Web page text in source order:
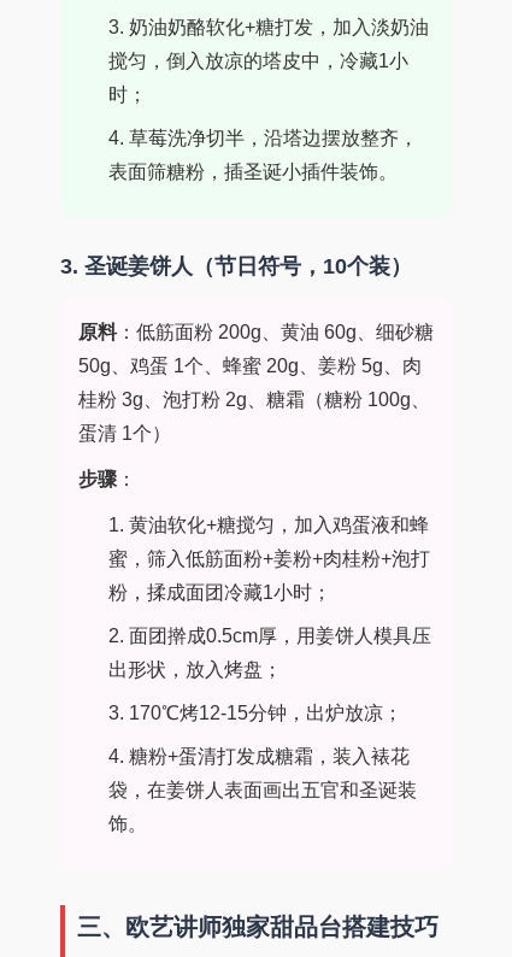
3. 奶油奶酪软化+糖打发，加入淡奶油
搅匀，倒入放凉的塔皮中，冷藏1小
时；
4. 草莓洗净切半，沿塔边摆放整齐，
表面筛糖粉，插圣诞小插件装饰。
3. 圣诞姜饼人（节日符号，10个装）
原料：低筋面粉 200g、黄油 60g、细砂糖
50g、鸡蛋 1个、蜂蜜 20g、姜粉 5g、肉
桂粉 3g、泡打粉 2g、糖霜（糖粉 100g、
蛋清 1个）
步骤 ：
1. 黄油软化+糖搅匀，加入鸡蛋液和蜂
蜜，筛入低筋面粉+姜粉+肉桂粉+泡打
粉，揉成面团冷藏1小时；
2. 面团擀成0.5cm厚，用姜饼人模具压
出形状，放入烤盘；
3. 170℃烤12-15分钟，出炉放凉；
4. 糖粉+蛋清打发成糖霜，装入裱花
袋，在姜饼人表面画出五官和圣诞装
饰。
三、欧艺讲师独家甜品台搭建技巧